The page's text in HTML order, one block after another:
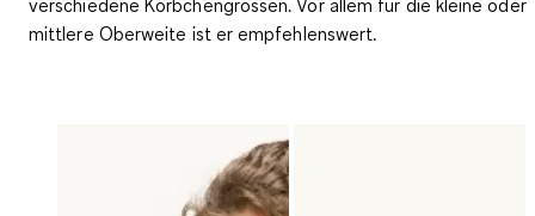
mittlere Oberweite ist er empfehlenswert.